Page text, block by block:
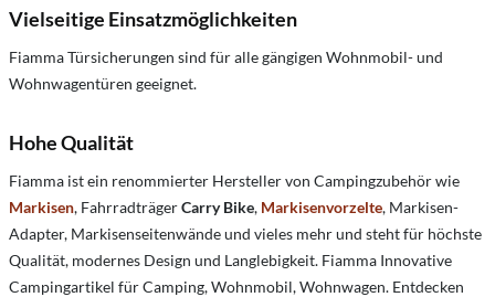
Vielseitige Einsatzmöglichkeiten
Fiamma Türsicherungen sind für alle gängigen Wohnmobil- und
Wohnwagentüren geeignet.
Hohe Qualität
Fiamma ist ein renommierter Hersteller von Campingzubehör wie
Markisen, FahrradträgerCarry Bike, Markisenvorzelte, Markisen-
Adapter, Markisenseitenwände und vieles mehr und steht für höchste
Qualität, modernes Design und Langlebigkeit. Fiamma Innovative
Campingartikel für Camping, Wohnmobil, Wohnwagen. Entdecken